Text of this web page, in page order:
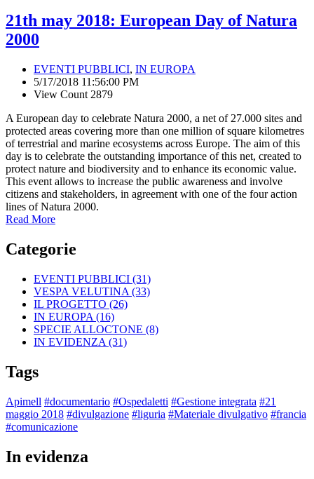
21th may 2018: European Day of Natura
2000
EVENTI PUBBLICI, IN EUROPA
5/17/2018 11:56:00 PM
View Count 2879
A European day to celebrate Natura 2000, a net of 27.000 sites and
protected areas covering more than one million of square kilometres
of terrestrial and marine ecosystems across Europe. The aim of this
day is to celebrate the outstanding importance of this net, created to
protect nature and biodiversity and to enhance its economic value.
This event allows to increase the public awareness and involve
citizens and stakeholders, in agreement with one of the four action
lines of Natura 2000.
Read More
Categorie
EVENTI PUBBLICI (31)
VESPA VELUTINA (33)
IL PROGETTO (26)
IN EUROPA (16)
SPECIE ALLOCTONE (8)
IN EVIDENZA (31)
Tags
Apimell #documentario #Ospedaletti #Gestione integrata #21
maggio 2018 #divulgazione #liguria #Materiale divulgativo #francia
#comunicazione
In evidenza